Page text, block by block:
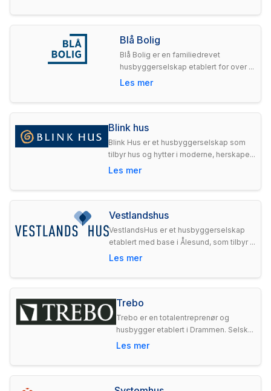
Blå Bolig
Blå Bolig er en familiedrevet
husbyggerselskap etablert for over ...
Les mer
Blink hus
Blink Hus er et husbyggerselskap som
tilbyr hus og hytter i moderne, herskape...
Les mer
Vestlandshus
VestlandsHus er et husbyggerselskap
etablert med base i Ålesund, som tilbyr ...
Les mer
Trebo
Trebo er en totalentreprenør og
husbygger etablert i Drammen. Selsk...
Les mer